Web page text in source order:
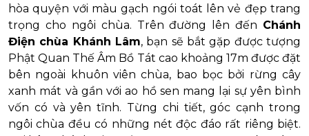
hòa quyện với màu gạch ngói toát lên vẻ đẹp trang
trọng cho ngôi chùa. Trên đường lên đến Chánh
Điện chùa Khánh Lâm, bạn sẽ bắt gặp được tượng
Phật Quan Thế Âm Bồ Tát cao khoảng 17m được đặt
bên ngoài khuôn viên chùa, bao bọc bởi rừng cây
xanh mát và gần với ao hồ sen mang lại sự yên bình
vốn có và yên tĩnh. Từng chi tiết, góc cạnh trong
ngôi chùa đều có những nét độc đáo rất riêng biệt.